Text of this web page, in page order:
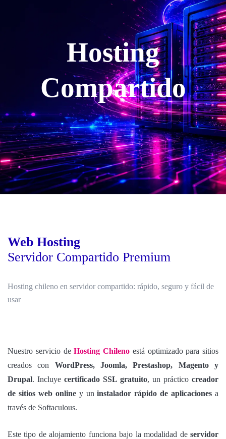
Hosting
Compartido
Web Hosting
Servidor Compartido Premium
Hosting chileno en servidor compartido: rápido, seguro y fácil de
usar
Nuestro servicio deHosting Chileno está optimizado para sitios
creados con WordPress, Joomla, Prestashop, Magento y
Drupal. Incluye certificado SSL gratuito, un práctico creador
de sitios web onliney uninstalador rápido de aplicaciones a
través de Softaculous.
Este tipo de alojamiento funciona bajo la modalidad de servidor